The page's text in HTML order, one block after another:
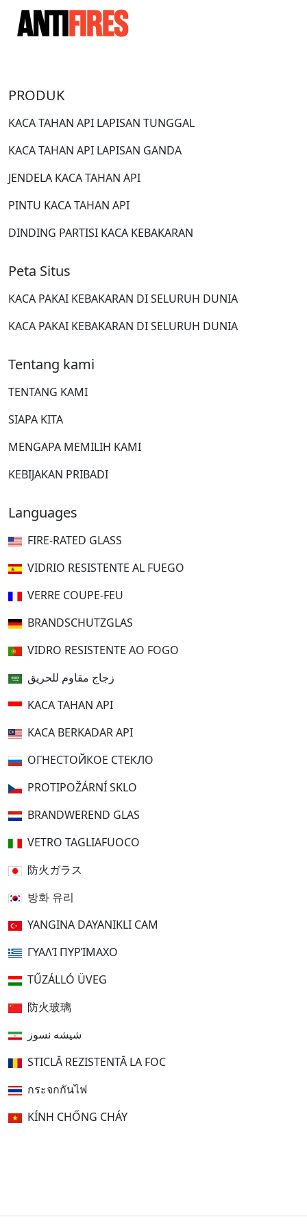
PRODUK
KACA TAHAN API LAPISAN TUNGGAL
KACA TAHAN API LAPISAN GANDA
JENDELA KACA TAHAN API
PINTU KACA TAHAN API
DINDING PARTISI KACA KEBAKARAN
Peta Situs
KACA PAKAI KEBAKARAN DI SELURUH DUNIA
KACA PAKAI KEBAKARAN DI SELURUH DUNIA
Tentang kami
TENTANG KAMI
SIAPA KITA
MENGAPA MEMILIH KAMI
KEBIJAKAN PRIBADI
Languages
FIRE-RATED GLASS
VIDRIO RESISTENTE AL FUEGO
VERRE COUPE-FEU
BRANDSCHUTZGLAS
VIDRO RESISTENTE AO FOGO
زجاج مقاوم للحريق
KACA TAHAN API
KACA BERKADAR API
ОГНЕСТОЙКОЕ СТЕКЛО
PROTIPOŽÁRNÍ SKLO
BRANDWEREND GLAS
VETRO TAGLIAFUOCO
防火ガラス
방화 유리
YANGINA DAYANIKLI CAM
ΓΥΑΛΊ ΠΥΡΊΜΑΧΟ
TŰZÁLLÓ ÜVEG
防火玻璃
شیشه نسوز
STICLĂ REZISTENTĂ LA FOC
กระจกกันไฟ
KÍNH CHỐNG CHÁY